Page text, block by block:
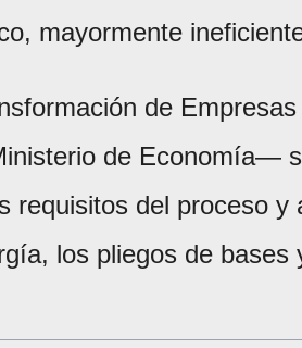
mayormente
de
de Economía—
requisitos del proceso y
los pliegos de bases